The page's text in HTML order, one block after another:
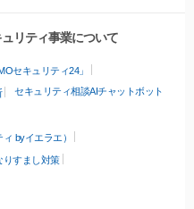
リティ事業について
セキュリティ24」
セキュリティ相談AIチャットボット
byイエラエ）
りすまし対策